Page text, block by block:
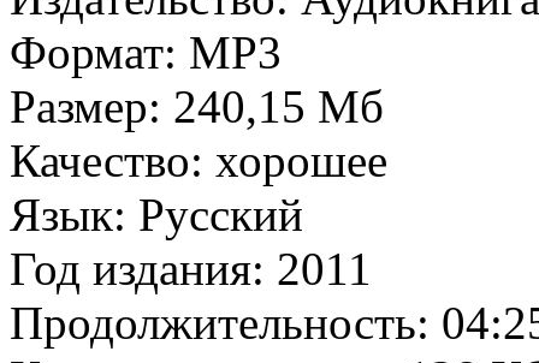
Формат: MP3
Размер: 240,15 Мб
Качество: хорошее
Язык: Русский
Год издания: 2011
Продолжительность: